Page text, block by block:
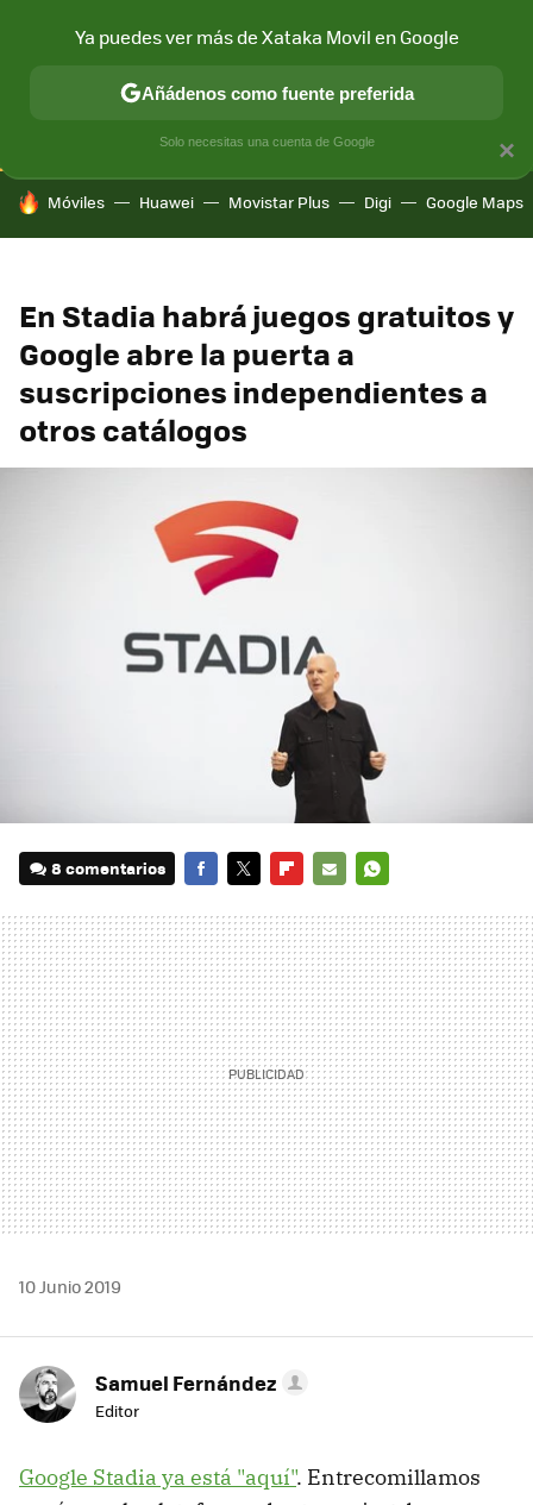
CONECTIVIDAD MÓVIL Y SOCIEDAD APLICACIONES
HOY SE HABLA DE
Móviles Huawei Movistar Plus Digi Google Maps
En Stadia habrá juegos gratuitos y
Google abre la puerta a
suscripciones independientes a
otros catálogos
8 comentarios
MAIL
10 Junio 2019
Samuel Fernández
Editor
Google Stadia ya está "aquí". Entrecomillamos
×
Ya puedes ver más de Xataka Movil en Google
Añádenos como fuente preferida
Solo necesitas una cuenta de Google